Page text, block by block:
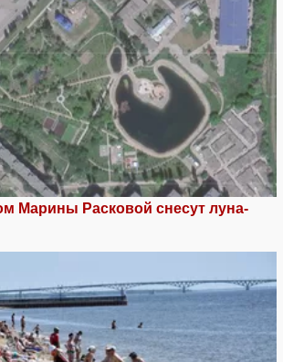
Марины Расковой снесут луна-